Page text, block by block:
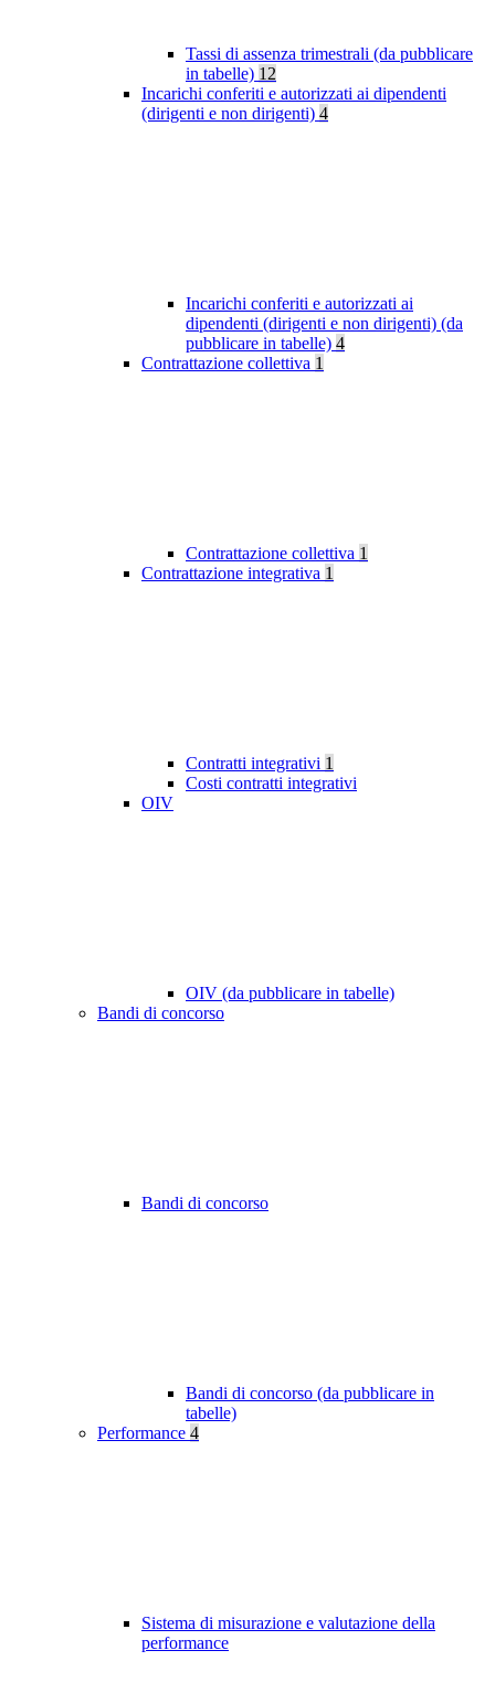
Tassi di assenza trimestrali (da pubblicare
in tabelle) 12
Incarichi conferiti e autorizzati ai dipendenti
(dirigenti e non dirigenti) 4
Incarichi conferiti e autorizzati ai
dipendenti (dirigenti e non dirigenti) (da
pubblicare in tabelle) 4
Contrattazione collettiva 1
Contrattazione collettiva 1
Contrattazione integrativa 1
Contratti integrativi 1
Costi contratti integrativi
OIV
OIV (da pubblicare in tabelle)
Bandi di concorso
Bandi di concorso
Bandi di concorso (da pubblicare in
tabelle)
Performance 4
Sistema di misurazione e valutazione della
performance